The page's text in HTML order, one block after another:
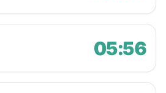
05:56